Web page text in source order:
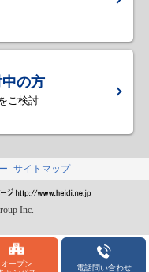
の方
ご検討
オープン
電話問い合わせ
サイトマップ
Inc.